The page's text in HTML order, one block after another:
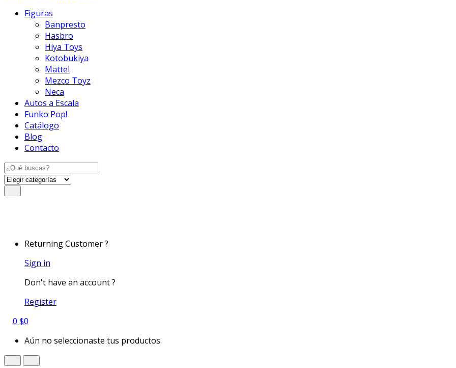
Figuras
Banpresto
Hasbro
Hiya Toys
Kotobukiya
Mattel
Mezco Toyz
Neca
Autos a Escala
Funko Pop!
Catálogo
Blog
Contacto
Search
for:
Returning Customer ?
Sign in
Don't have an account ?
Register
0 $0
Aún no seleccionaste tus productos.